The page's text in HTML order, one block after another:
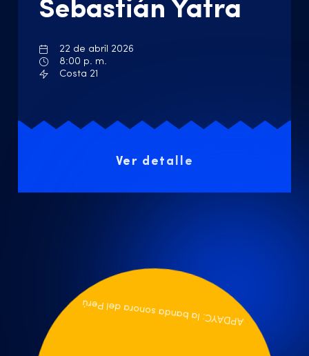
Sebastián Yatra
22 de abril 2026
8:00 p. m.
Costa 21
Ver detalle
APDAYC: la banda sonora del Perú